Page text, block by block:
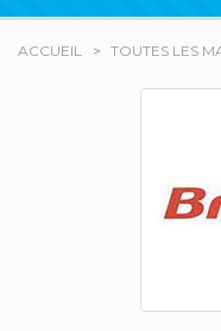
ACCUEIL TOUTES LES